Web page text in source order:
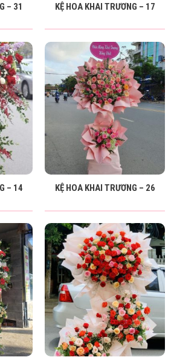
– 31 KỆ HOA KHAI TRƯƠNG – 17
– 14 KỆ HOA KHAI TRƯƠNG – 26